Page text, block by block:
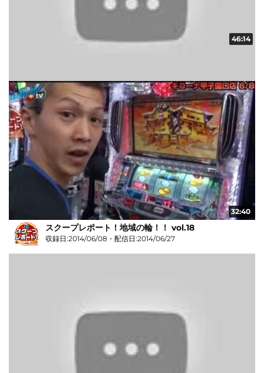
46:14
32:40
スクープレポート！地域の輪！！ vol.18
収録日:2014/06/08・配信日:2014/06/27